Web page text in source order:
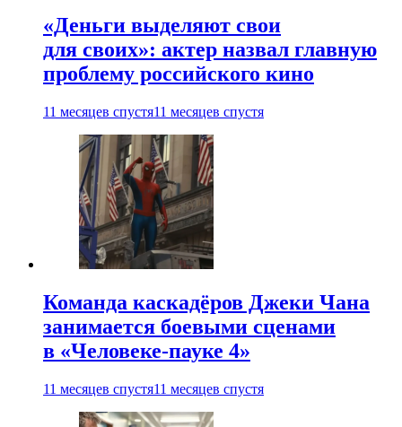
«Деньги выделяют свои
для своих»: актер назвал главную
проблему российского кино
11 месяцев спустя11 месяцев спустя
Команда каскадёров Джеки Чана
занимается боевыми сценами
в «Человеке-пауке 4»
11 месяцев спустя11 месяцев спустя